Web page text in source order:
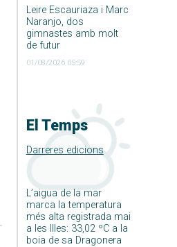
Leire Escauriaza i Marc
Naranjo, dos
gimnastes amb molt
de futur
01/08/2026 05:59
El Temps
Darreres edicions
L’aigua de la mar
marca la temperatura
més alta registrada mai
a les Illes: 33,02 ºC a la
boia de sa Dragonera